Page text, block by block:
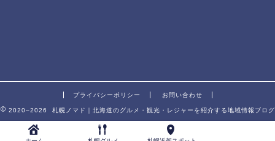
プライバシーポリシー お問い合わせ
2020–2026 札幌ノマド｜北海道のグルメ・観光・レジャーを紹介する地域情報ブログ